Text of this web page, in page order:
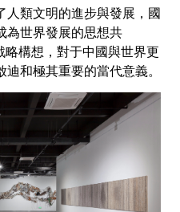
人類文明的進步與發展，國
為世界發展的思想共
略構想，對于中國與世界更
和極其重要的當代意義。